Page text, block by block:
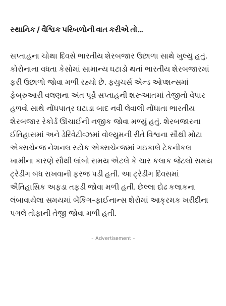
સ્થાનિક/વૈશ્વિક પરિબળોની વાત કરીએ તો…
સપ્તાહના ચોથા દિવસે ભારતીય શેરબજાર ઉછાળા સાથે ખુલ્યું હતું.
કોરોનાના વધતા કેસોમાં સામાન્ય ઘટાડો થતાં ભારતીય શેરબજારમાં
ફરી ઉછાળો જોવા મળી રહ્યો છે. ફયુચર્સ એન્ડ ઓપ્શન્સમાં
ફેબ્રુઆરી વલણના અંત પૂર્વે સપ્તાહની શરૂઆતમાં તેજીનો વેપાર
હળવો સાથે નોંધપાત્ર ઘટાડા બાદ નવી લેવાલી નોંધાતા ભારતીય
શેરબજાર રેકોર્ડ ઊંચાઈની નજીક જોવા મળ્યું હતું. શેરબજારના
ઈતિહાસમાં અને ડેરિવેટીવ્ઝમાં વોલ્યુમની રીતે વિશ્વના સૌથી મોટા
એક્સચેન્જ નેશનલ સ્ટોક એક્સચેન્જમાં ગઇકાલે ટેકનીકલ
ખામીના કારણે સૌથી લાંબો સમય એટલે કે ચાર કલાક જેટલો સમય
ટ્રેડીંગ બંધ રાખવાની ફરજ પડી હતી. આ ટ્રેડીંગ દિવસમાં
ઐતિહાસિક અફડા તફડી જોવા મળી હતી. છેલ્લા દોઢ કલાકના
લંબાવાયેલા સમયમાં બેંકિંગ-ફાઈનાન્સ શેરોમાં આક્રમક ખરીદીના
પગલે તોફાની તેજી જોવા મળી હતી.
- Advertisement -